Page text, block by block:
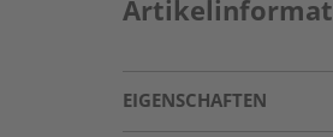
EIGENSCHAFTEN